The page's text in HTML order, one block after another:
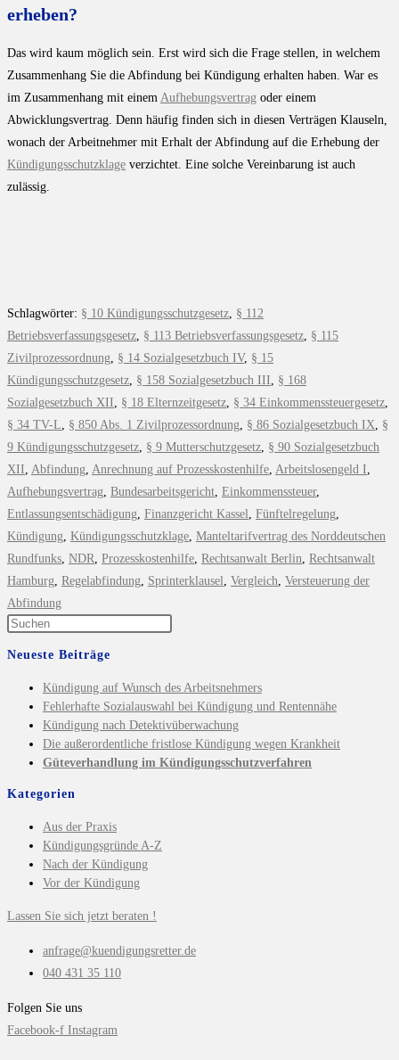
erheben?
Das wird kaum möglich sein. Erst wird sich die Frage stellen, in welchem
Zusammenhang Sie die Abfindung bei Kündigung erhalten haben. War es
im Zusammenhang mit einem Aufhebungsvertrag oder einem
Abwicklungsvertrag. Denn häufig finden sich in diesen Verträgen Klauseln,
wonach der Arbeitnehmer mit Erhalt der Abfindung auf die Erhebung der
Kündigungsschutzklage verzichtet. Eine solche Vereinbarung ist auch
zulässig.
Schlagwörter: § 10 Kündigungsschutzgesetz § 112
Betriebsverfassungsgesetz § 113 Betriebsverfassungsgesetz § 115
Zivilprozessordnung
§ 14 Sozialgesetzbuch IV, § 15
Kündigungsschutzgesetz § 158 Sozialgesetzbuch III
§ 168
Sozialgesetzbuch XII
§ 18 Elternzeitgesetz § 34 Einkommenssteuergesetz
§ 34 TV-L
§ 850 Abs. 1 Zivilprozessordnung § 86 Sozialgesetzbuch IX
§
9 Kündigungsschutzgesetz § 9 Mutterschutzgesetz § 90 Sozialgesetzbuch
XII Abfindung Anrechnung auf Prozesskostenhilfe Arbeitslosengeld I
Aufhebungsvertrag Bundesarbeitsgericht Einkommenssteuer,
Entlassungsentschädigung Finanzgericht Kassel Fünftelregelung
Kündigung Kündigungsschutzklage Manteltarifvertrag des Norddeutschen
Rundfunks NDR Prozesskostenhilfe Rechtsanwalt Berlin Rechtsanwalt
Hamburg Regelabfindung Sprinterklausel Vergleich Versteuerung der
Abfindung
Neueste Beiträge
Kündigung auf Wunsch des Arbeitsnehmers
Fehlerhafte Sozialauswahl bei Kündigung und Rentennähe
Kündigung nach Detektivüberwachung
Die außerordentliche fristlose Kündigung wegen Krankheit
Güteverhandlung im Kündigungsschutzverfahren
Kategorien
Aus der Praxis
Kündigungsgründe A-Z
Nach der Kündigung
Vor der Kündigung
Lassen Sie sich jetzt beraten !
anfrage@kuendigungsretter.de
040 431 35 110
Folgen Sie uns
Facebook-f Instagram